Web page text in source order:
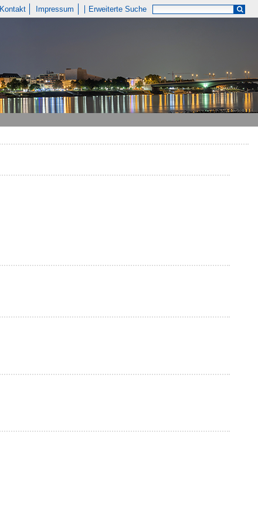
Kontakt Impressum Erweiterte Suche